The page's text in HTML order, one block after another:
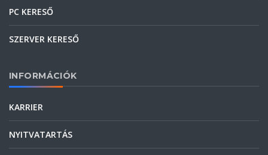
PC KERESŐ
SZERVER KERESŐ
INFORMÁCIÓK
KARRIER
NYITVATARTÁS